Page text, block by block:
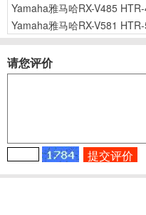
Yamaha雅马哈RX-V485
Yamaha雅马哈RX-V581
请您评价